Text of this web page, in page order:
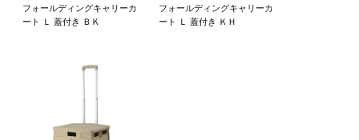
フォールディングキャリーカ
ート Ｌ 蓋付き ＢＫ
フォールディングキャリーカ
ート Ｌ 蓋付き ＫＨ